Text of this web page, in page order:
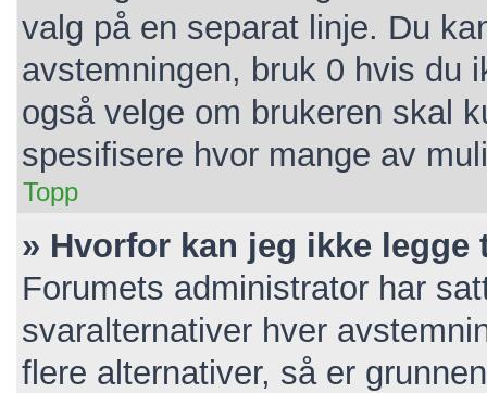
valg på en separat linje. Du
avstemningen, bruk 0 hvis du
også velge om brukeren skal
spesifisere hvor mange av
Topp
» Hvorfor kan jeg ikke
Forumets administrator har
svaralternativer hver
flere alternativer, så er